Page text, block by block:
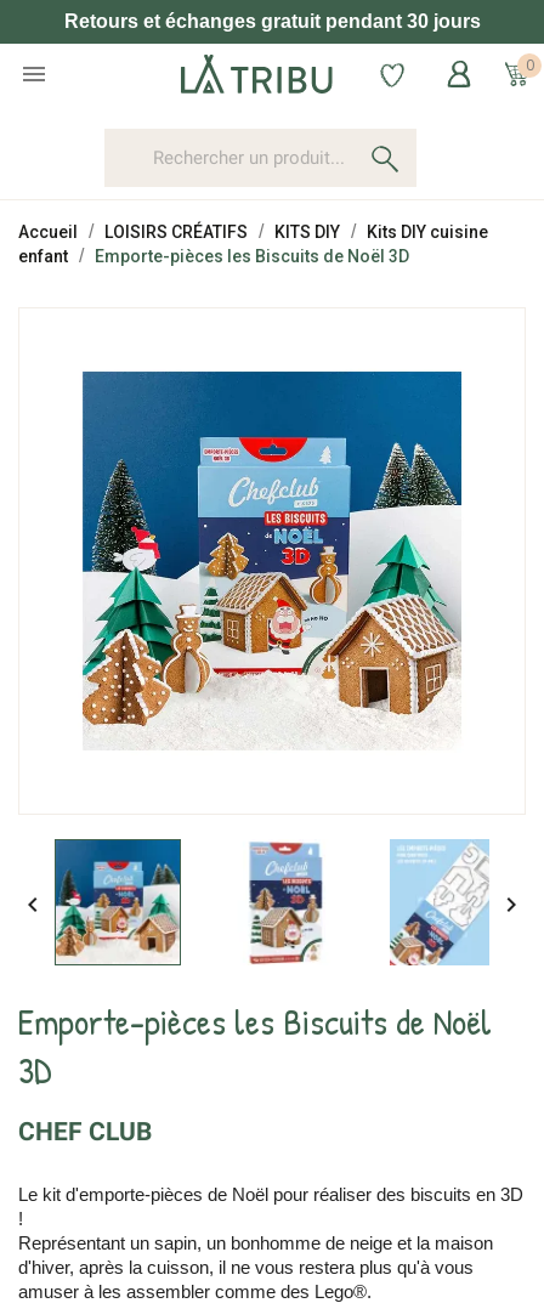
Retours et échanges gratuit pendant 30 jours
 0
Accueil LOISIRS CRÉATIFS KITS DIY
Kits DIY cuisine
enfant
Emporte-pièces les Biscuits de Noël 3D
 
Emporte-pièces les Biscuits de Noël
3D
CHEF CLUB
Le kit d'emporte-pièces de Noël pour réaliser des biscuits en 3D
!
Représentant un sapin, un bonhomme de neige et la maison
d'hiver, après la cuisson, il ne vous restera plus qu'à vous
amuser à les assembler comme des Lego®.